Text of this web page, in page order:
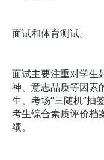
面试和体育测试。
面试主要注重对学生
神、意志品质等因素
生、考场“三随机”抽
考生综合素质评价档
绩。